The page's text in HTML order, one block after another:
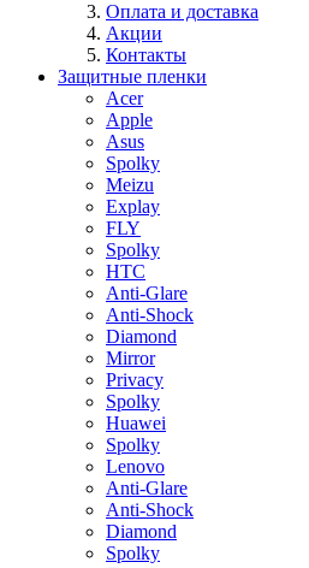
Оплата и доставка
Акции
Контакты
Защитные пленки
Acer
Apple
Asus
Spolky
Meizu
Explay
FLY
Spolky
HTC
Anti-Glare
Anti-Shock
Diamond
Mirror
Privacy
Spolky
Huawei
Spolky
Lenovo
Anti-Glare
Anti-Shock
Diamond
Spolky